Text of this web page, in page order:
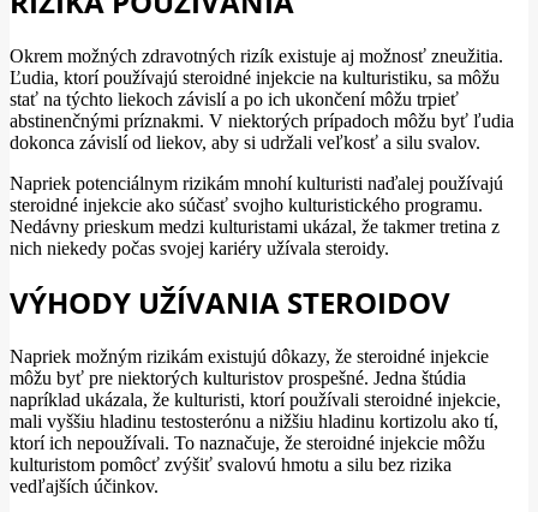
Okrem možných zdravotných rizík existuje aj možnosť zneužitia.
Ľudia, ktorí používajú steroidné injekcie na kulturistiku, sa môžu
stať na týchto liekoch závislí a po ich ukončení môžu trpieť
abstinenčnými príznakmi. V niektorých prípadoch môžu byť ľudia
dokonca závislí od liekov, aby si udržali veľkosť a silu svalov.
Napriek potenciálnym rizikám mnohí kulturisti naďalej používajú
steroidné injekcie ako súčasť svojho kulturistického programu.
Nedávny prieskum medzi kulturistami ukázal, že takmer tretina z
nich niekedy počas svojej kariéry užívala steroidy.
VÝHODY UŽÍVANIA STEROIDOV
Napriek možným rizikám existujú dôkazy, že steroidné injekcie
môžu byť pre niektorých kulturistov prospešné. Jedna štúdia
napríklad ukázala, že kulturisti, ktorí používali steroidné injekcie,
mali vyššiu hladinu testosterónu a nižšiu hladinu kortizolu ako tí,
ktorí ich nepoužívali. To naznačuje, že steroidné injekcie môžu
kulturistom pomôcť zvýšiť svalovú hmotu a silu bez rizika
vedľajších účinkov.